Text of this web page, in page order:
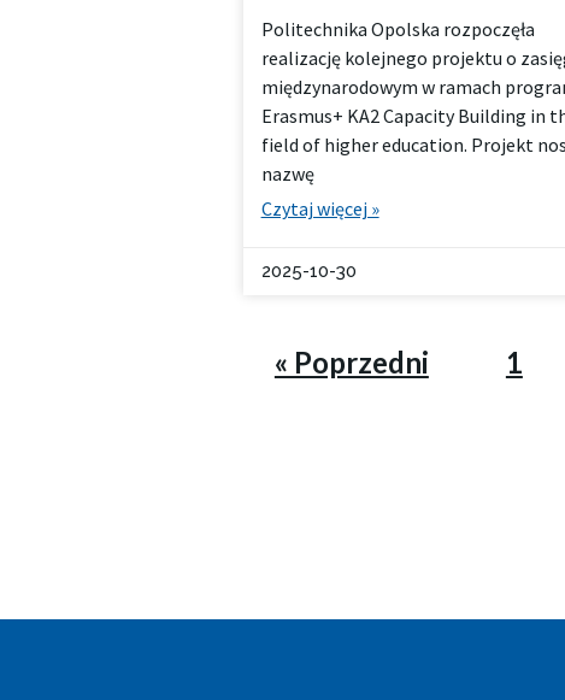
Politechnika Opolska rozpoczęła
realizację kolejnego projektu o
międzynarodowym w ramach
Erasmus+ KA2 Capacity Building in
field of higher education. Projekt
nazwę
Czytaj więcej »
2025-10-30
« Poprzedni 1